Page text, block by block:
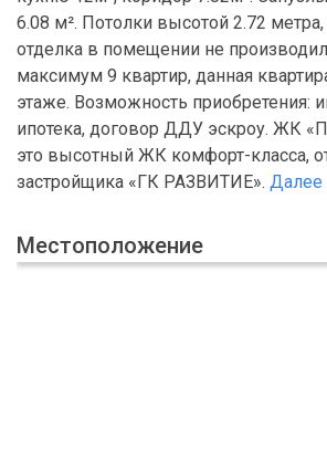
6.08 м². Потолки высотой 2.72
отделка в помещении не
максимум 9 квартир, данная
этаже. Возможность приобретения:
ипотека, договор ДДУ эскроу. ЖК
это высотный ЖК комфорт-класса,
застройщика «ГК РАЗВИТИЕ». Далее
Местоположение